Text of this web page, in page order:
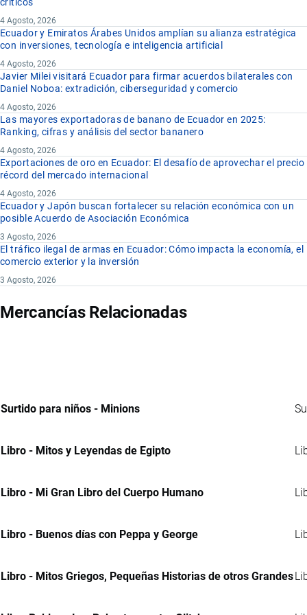
críticos
4 Agosto, 2026
Ecuador y Emiratos Árabes Unidos amplían su alianza estratégica
con inversiones, tecnología e inteligencia artificial
4 Agosto, 2026
Javier Milei visitará Ecuador para firmar acuerdos bilaterales con
Daniel Noboa: extradición, ciberseguridad y comercio
4 Agosto, 2026
Las mayores exportadoras de banano de Ecuador en 2025:
Ranking, cifras y análisis del sector bananero
4 Agosto, 2026
Exportaciones de oro en Ecuador: El desafío de aprovechar el precio
récord del mercado internacional
4 Agosto, 2026
Ecuador y Japón buscan fortalecer su relación económica con un
posible Acuerdo de Asociación Económica
3 Agosto, 2026
El tráfico ilegal de armas en Ecuador: Cómo impacta la economía, el
comercio exterior y la inversión
3 Agosto, 2026
Mercancías Relacionadas
Surtido para niños - Minions
Libro - Mitos y Leyendas de Egipto
Libro - Mi Gran Libro del Cuerpo Humano
Libro - Buenos días con Peppa y George
Libro - Mitos Griegos, Pequeñas Historias de otros Grandes